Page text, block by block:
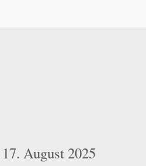
August 2025